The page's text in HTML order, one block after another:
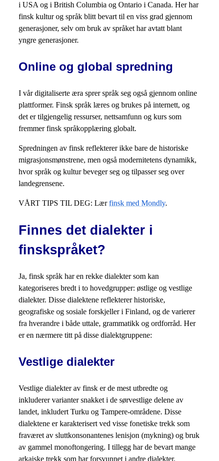
i USA og i British Columbia og Ontario i Canada. Her har
finsk kultur og språk blitt bevart til en viss grad gjennom
generasjoner, selv om bruk av språket har avtatt blant
yngre generasjoner.
Online og global spredning
I vår digitaliserte æra sprer språk seg også gjennom online
plattformer. Finsk språk læres og brukes på internett, og
det er tilgjengelig ressurser, nettsamfunn og kurs som
fremmer finsk språkopplæring globalt.
Spredningen av finsk reflekterer ikke bare de historiske
migrasjonsmønstrene, men også modernitetens dynamikk,
hvor språk og kultur beveger seg og tilpasser seg over
landegrensene.
VÅRT TIPS TIL DEG: Lærfinsk med Mondly.
Finnes det dialekter i
finskspråket?
Ja, finsk språk har en rekke dialekter som kan
kategoriseres bredt i to hovedgrupper: østlige og vestlige
dialekter. Disse dialektene reflekterer historiske,
geografiske og sosiale forskjeller i Finland, og de varierer
fra hverandre i både uttale, grammatikk og ordforråd. Her
er en nærmere titt på disse dialektgruppene:
Vestlige dialekter
Vestlige dialekter av finsk er de mest utbredte og
inkluderer varianter snakket i de sørvestlige delene av
landet, inkludert Turku og Tampere-områdene. Disse
dialektene er karakterisert ved visse fonetiske trekk som
fraværet av sluttkonsonantenes lenisjon (mykning) og bruk
av gammel monoftongering. I tillegg har de bevart mange
arkaiske trekk som har forsvunnet i andre dialekter.